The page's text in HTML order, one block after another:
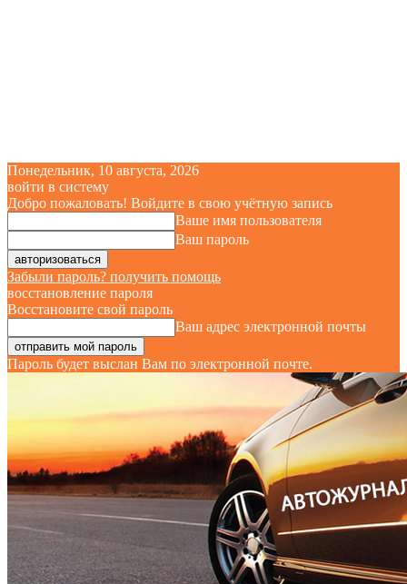
Понедельник, 10 августа, 2026
войти в систему
Добро пожаловать! Войдите в свою учётную запись
Ваше имя пользователя
Ваш пароль
Забыли пароль? получить помощь
восстановление пароля
Восстановите свой пароль
Ваш адрес электронной почты
Пароль будет выслан Вам по электронной почте.